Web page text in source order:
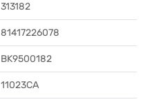
313182
81417226078
BK9500182
11023CA